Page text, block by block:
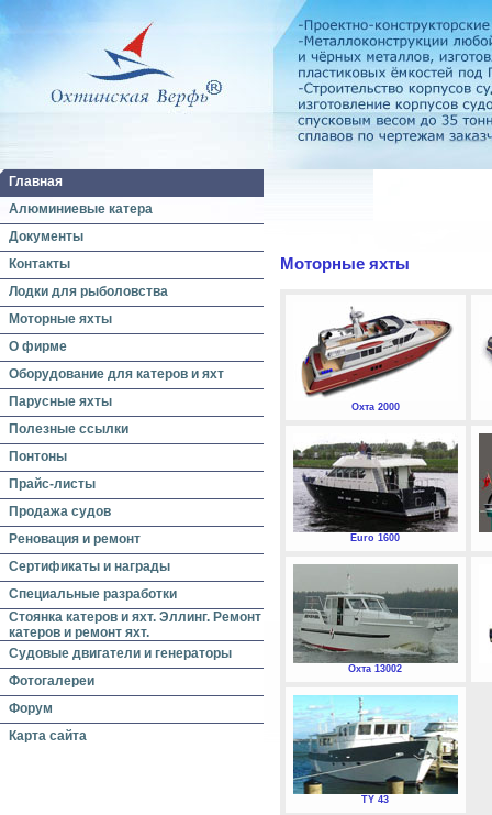
Главная
Алюминиевые катера
Документы
Контакты
Лодки для рыболовства
Моторные яхты
О фирме
Оборудование для катеров и яхт
Парусные яхты
Полезные ссылки
Понтоны
Прайс-листы
Продажа судов
Реновация и ремонт
Сертификаты и награды
Специальные разработки
Стоянка катеров и яхт. Эллинг. Ремонт
катеров и ремонт яхт.
Судовые двигатели и генераторы
Фотогалереи
Форум
Карта сайта
Моторные яхты
Охта 2000
Euro 1600
Охта 13002
TY 43